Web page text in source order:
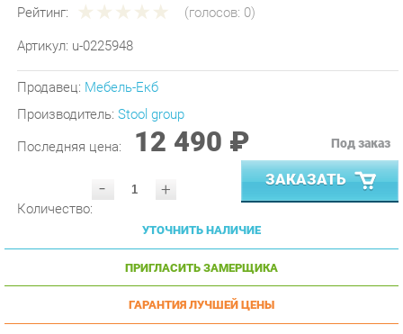
Артикул: u-0225948
Продавец: Мебель-Екб
Производитель:
Stool group
Последняя цена: 12 490 ₽
- +
ЗАКАЗАТЬ
УТОЧНИТЬ НАЛИЧИЕ
ПРИГЛАСИТЬ ЗАМЕРЩИКА
ГАРАНТИЯ ЛУЧШЕЙ ЦЕНЫ
пог. Екатеринбурги до ТК -
бесплатна при заказе от30000 р.